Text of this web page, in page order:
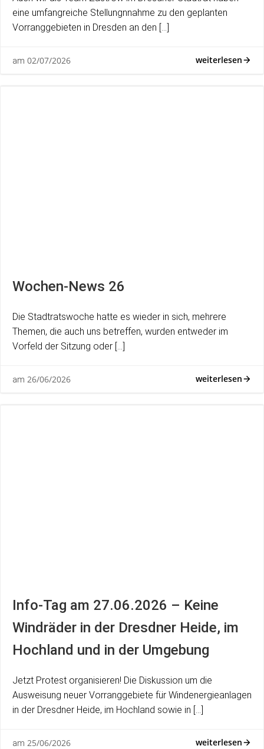
eine umfangreiche Stellungnnahme zu den geplanten
Vorranggebieten in Dresden an den […]
am 02/07/2026 weiterlesen
Wochen-News 26
Die Stadtratswoche hatte es wieder in sich, mehrere
Themen, die auch uns betreffen, wurden entweder im
Vorfeld der Sitzung oder […]
am 26/06/2026 weiterlesen
Info-Tag am 27.06.2026 – Keine
Windräder in der Dresdner Heide, im
Hochland und in der Umgebung
Jetzt Protest organisieren! Die Diskussion um die
Ausweisung neuer Vorranggebiete für Windenergieanlagen
in der Dresdner Heide, im Hochland sowie in […]
am 25/06/2026 weiterlesen